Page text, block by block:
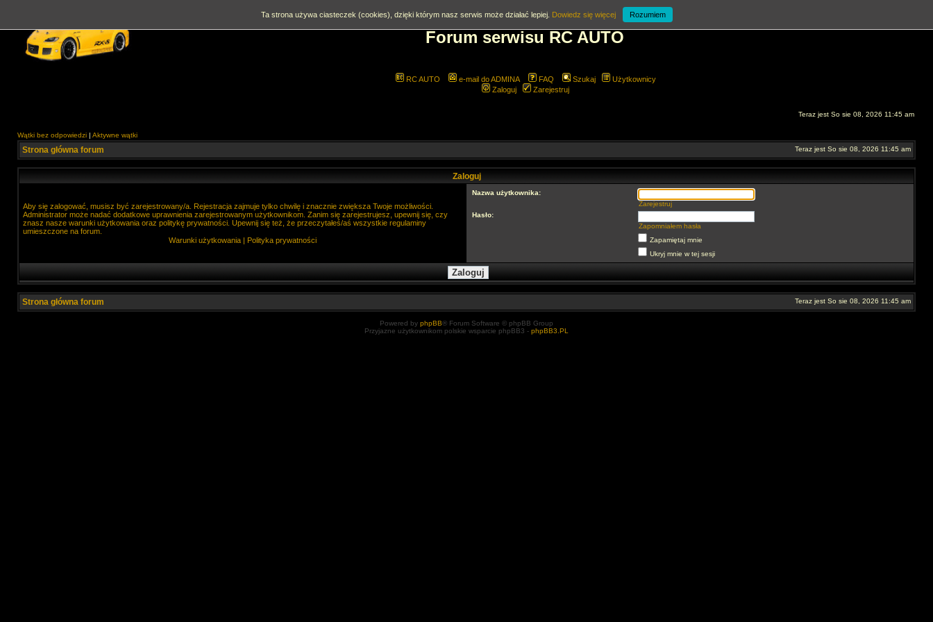
Forum serwisu RC AUTO
RC AUTO e-mail do ADMINA FAQ Szukaj
Użytkownicy
Zaloguj
Zarejestruj
Teraz jest So sie 08, 2026 11:45 am
Wątki bez odpowiedzi | Aktywne wątki
Strona główna forum Teraz jest So sie 08, 2026 11:45 am
Zaloguj
Aby się zalogować, musisz być zarejestrowany/a. Rejestracja zajmuje tylko chwilę i znacznie zwiększa Twoje możliwości.
Administrator może nadać dodatkowe uprawnienia zarejestrowanym użytkownikom. Zanim się zarejestrujesz, upewnij się, czy
znasz nasze warunki użytkowania oraz politykę prywatności. Upewnij się też, że przeczytałeś/aś wszystkie regulaminy
umieszczone na forum.
Warunki użytkowania | Polityka prywatności
Nazwa użytkownika:
Zarejestruj
Hasło:
Zapomniałem hasła
Zapamiętaj mnie
Ukryj mnie w tej sesji
Strona główna forum Teraz jest So sie 08, 2026 11:45 am
Powered by phpBB® Forum Software © phpBB Group
Przyjazne użytkownikom polskie wsparcie phpBB3 - phpBB3.PL
Ta strona używa ciasteczek (cookies), dzięki którym nasz serwis może działać lepiej. Dowiedz się więcej Rozumiem